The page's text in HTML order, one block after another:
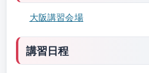
大阪講習会場
講習日程